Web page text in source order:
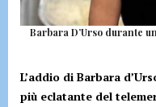
Barbara D’Urso durante
L’addio di Barbara
più eclatante del